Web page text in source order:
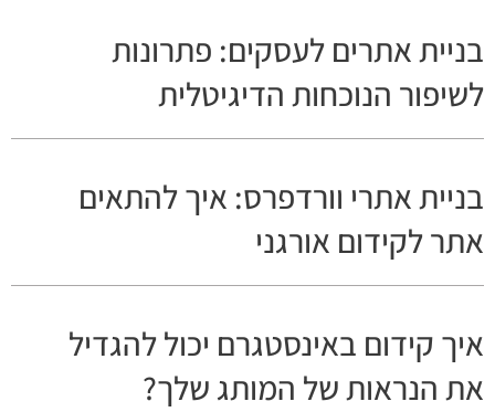
בניית אתרים לעסקים: פתרונות
לשיפור הנוכחות הדיגיטלית
בניית אתרי וורדפרס: איך להתאים
אתר לקידום אורגני
איך קידום באינסטגרם יכול להגדיל
את הנראות של המותג שלך?